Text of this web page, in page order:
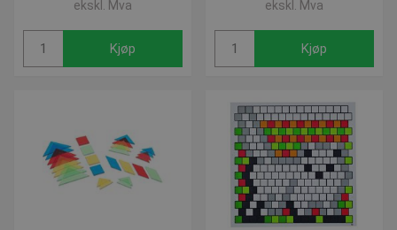
ekskl. Mva
Kjøp
ekskl. Mva
Kjøp